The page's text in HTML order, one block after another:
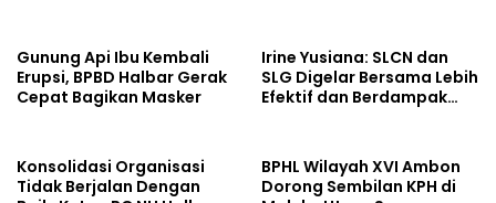
Gunung Api Ibu Kembali
Erupsi, BPBD Halbar Gerak
Cepat Bagikan Masker
Irine Yusiana: SLCN dan
SLG Digelar Bersama Lebih
Efektif dan Berdampak
Konsolidasi Organisasi
Tidak Berjalan Dengan
BPHL Wilayah XVI Ambon
Dorong Sembilan KPH di